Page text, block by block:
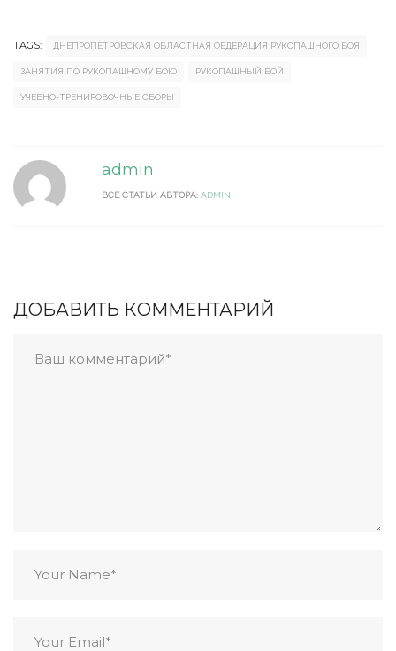
TAGS: ДНЕПРОПЕТРОВСКАЯ ОБЛАСТНАЯ ФЕДЕРАЦИЯ РУКОПАШНОГО БОЯ
ЗАНЯТИЯ ПО РУКОПАШНОМУ БОЮ РУКОПАШНЫЙ БОЙ
УЧЕБНО-ТРЕНИРОВОЧНЫЕ СБОРЫ
admin
ВСЕ СТАТЬИ АВТОРА: ADMIN
ДОБАВИТЬ КОММЕНТАРИЙ